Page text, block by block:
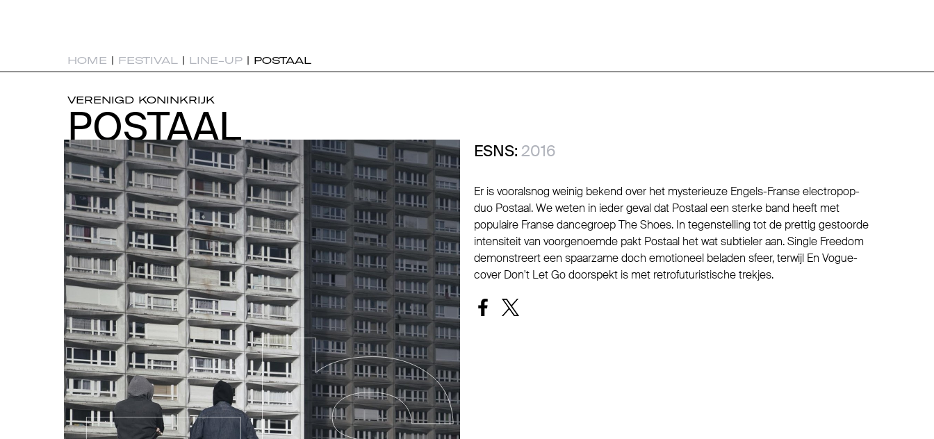
HOME | FESTIVAL | LINE-UP | POSTAAL
VERENIGD KONINKRIJK
POSTAAL
POSTAAL ESNS: 2016
Er is vooralsnog weinig bekend over het mysterieuze Engels-Franse electropop-
duo Postaal. We weten in ieder geval dat Postaal een sterke band heeft met
populaire Franse dancegroep The Shoes. In tegenstelling tot de prettig gestoorde
intensiteit van voorgenoemde pakt Postaal het wat subtieler aan. Single Freedom
demonstreert een spaarzame doch emotioneel beladen sfeer, terwijl En Vogue-
cover Don't Let Go doorspekt is met retrofuturistische trekjes.